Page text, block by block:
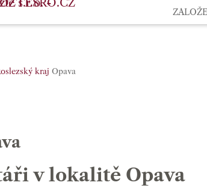
kraj Opava
v lokalitě Opava